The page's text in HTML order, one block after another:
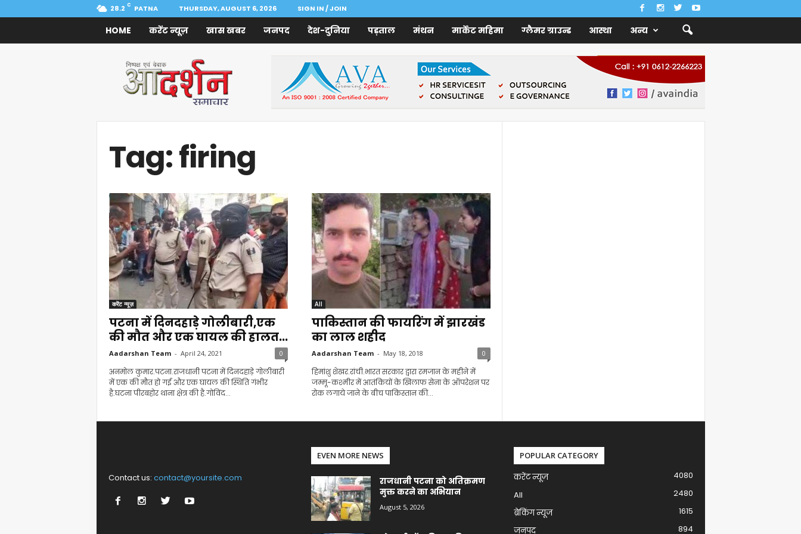
28.2 C PATNA THURSDAY, AUGUST 6, 2026 SIGN IN / JOIN
HOME करेंट न्यूज़ खास खबर जनपद देश-दुनिया पड़ताल मंथन मार्केट महिमा ग्लैमर ग्राउन्ड आस्था अन्य
Samachar
Tag: firing
करेंट न्यूज़
पटना में दिनदहाड़े गोलीबारी,एक
की मौत और एक घायल की हालत...
Aadarshan Team - April 24, 2021 0
अनमोल कुमार.पटना.राजधानी पटना में दिनदहाड़े गोलीबारी
में एक की मौत हो गई और एक घायल की स्थिति गंभीर
है.घटना पीरबहोर थाना क्षेत्र की है.गोविंद...
All
पाकिस्तान की फायरिंग में झारखंड
का लाल शहीद
Aadarshan Team - May 18, 2018 0
हिमांशु शेखर.रांची.भारत सरकार द्वारा रमजान के महीने में
जम्मू-कश्मीर में आतंकियों के खिलाफ सेना के ऑपरेशन पर
रोक लगाये जाने के बीच पाकिस्तान की...
Contact us: contact@yoursite.com
EVEN MORE NEWS
राजधानी पटना को अतिक्रमण
मुक्त करने का अभियान
August 5, 2026
POPULAR CATEGORY
करेंट न्यूज़
4080
All
2480
ब्रेकिंग न्यूज
1615
जनपद
894